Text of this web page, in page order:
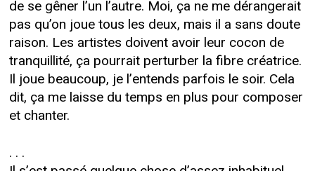
de se gêner l’un l’autre. Moi, ça ne me dérangerait
pas qu’on joue tous les deux, mais il a sans doute
raison. Les artistes doivent avoir leur cocon de
tranquillité, ça pourrait perturber la fibre créatrice.
Il joue beaucoup, je l’entends parfois le soir. Cela
dit, ça me laisse du temps en plus pour composer
et chanter.
. . .